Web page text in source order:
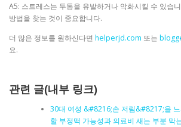
A5: 스트레스는 두통을 유발하거나 악화시킬 수 있습
방법을 찾는 것이 중요합니다.
더 많은 정보를 원하신다면 helperjd.com 또는
요.
관련 글(내부 링크)
30대 여성 &#8216;손 저림&#8217;을
할 부정맥 가능성과 의료비 새는 부분 막